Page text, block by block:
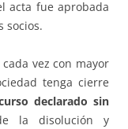
acta fue aprobada
socios.
vez con mayor
tenga cierre
declarado sin
la disolución y